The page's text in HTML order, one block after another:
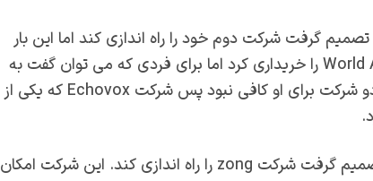
که تصمیم گرفت شرکت دوم خود را راه اندازی کند اما این بار
شرکتی را برای خود خریداری کند. او در سال ۲۰۰۰ شرکت World Access را خریداری کرد‌ اما برای فردی که می توان گفت به
نوعی مغز بسیار فعال در زمینه های مختلف داشت، مدیر عاملی دو شرکت برای او کافی نبود پس شرکت Echovox که یکی از
این سه شرکت را با خود تا سال ۲۰۰۸ به همراه داشت تا این که تصمیم گرفت شرکت zong را راه اندازی کند. این شرکت امکان